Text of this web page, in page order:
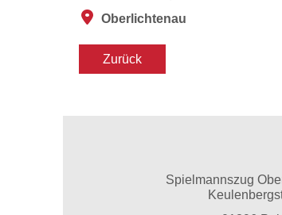
Oberlichtenau
Zurück
Spielmannszug